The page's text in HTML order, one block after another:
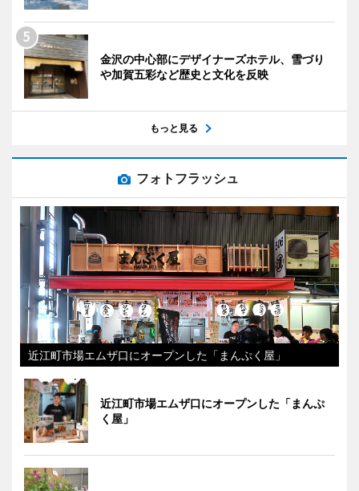
金沢の中心部にデザイナーズホテル、雪づり
や加賀五彩など歴史と文化を反映
もっと見る
フォトフラッシュ
近江町市場エムザ口にオープンした「まんぷく屋」
近江町市場エムザ口にオープンした「まんぷ
く屋」